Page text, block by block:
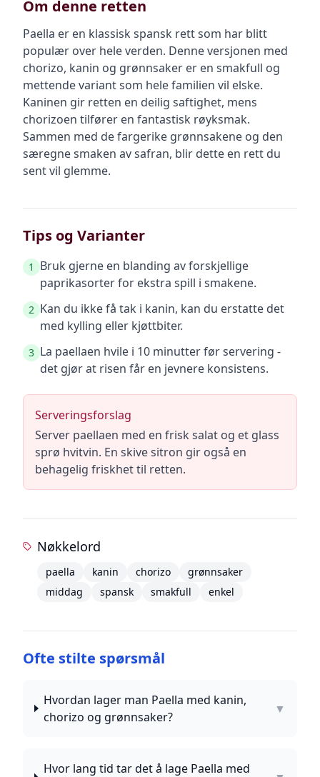
Om denne retten
Paella er en klassisk spansk rett som har blitt
populær over hele verden. Denne versjonen med
chorizo, kanin og grønnsaker er en smakfull og
mettende variant som hele familien vil elske.
Kaninen gir retten en deilig saftighet, mens
chorizoen tilfører en fantastisk røyksmak.
Sammen med de fargerike grønnsakene og den
særegne smaken av safran, blir dette en rett du
sent vil glemme.
Tips og Varianter
1
Bruk gjerne en blanding av forskjellige
paprikasorter for ekstra spill i smakene.
2 Kan du ikke få tak i kanin, kan du erstatte det
med kylling eller kjøttbiter.
3 La paellaen hvile i 10 minutter før servering -
det gjør at risen får en jevnere konsistens.
Serveringsforslag
Server paellaen med en frisk salat og et glass
sprø hvitvin. En skive sitron gir også en
behagelig friskhet til retten.
Nøkkelord
paella kanin chorizo
grønnsaker
middag
spansk smakfull enkel
Ofte stilte spørsmål
Hvordan lager man Paella med kanin,
chorizo og grønnsaker?
▼
Hvor lang tid tar det å lage Paella med